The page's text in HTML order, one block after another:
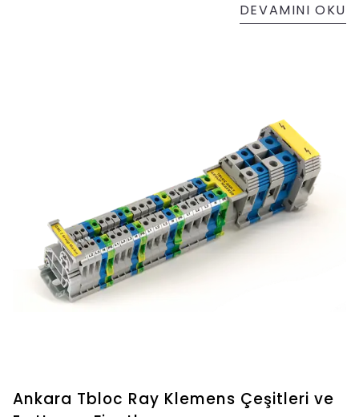
DEVAMINI OKU
Ankara Tbloc Ray Klemens Çeşitleri ve